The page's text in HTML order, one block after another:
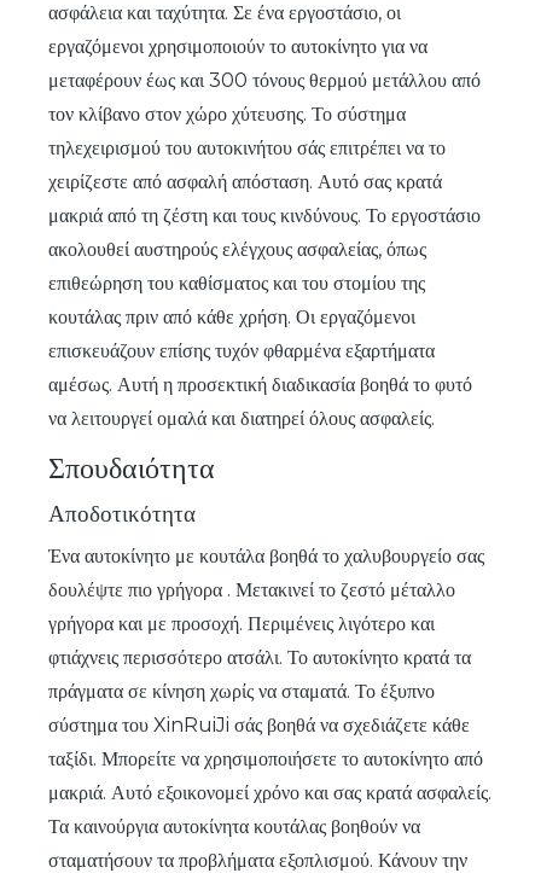
ασφάλεια και ταχύτητα. Σε ένα εργοστάσιο, οι
εργαζόμενοι χρησιμοποιούν το αυτοκίνητο για να
μεταφέρουν έως και 300 τόνους θερμού μετάλλου από
τον κλίβανο στον χώρο χύτευσης. Το σύστημα
τηλεχειρισμού του αυτοκινήτου σάς επιτρέπει να το
χειρίζεστε από ασφαλή απόσταση. Αυτό σας κρατά
μακριά από τη ζέστη και τους κινδύνους. Το εργοστάσιο
ακολουθεί αυστηρούς ελέγχους ασφαλείας, όπως
επιθεώρηση του καθίσματος και του στομίου της
κουτάλας πριν από κάθε χρήση. Οι εργαζόμενοι
επισκευάζουν επίσης τυχόν φθαρμένα εξαρτήματα
αμέσως. Αυτή η προσεκτική διαδικασία βοηθά το φυτό
να λειτουργεί ομαλά και διατηρεί όλους ασφαλείς.
Σπουδαιότητα
Αποδοτικότητα
Ένα αυτοκίνητο με κουτάλα βοηθά το χαλυβουργείο σας
δουλέψτε πιο γρήγορα . Μετακινεί το ζεστό μέταλλο
γρήγορα και με προσοχή. Περιμένεις λιγότερο και
φτιάχνεις περισσότερο ατσάλι. Το αυτοκίνητο κρατά τα
πράγματα σε κίνηση χωρίς να σταματά. Το έξυπνο
σύστημα του XinRuiJi σάς βοηθά να σχεδιάζετε κάθε
ταξίδι. Μπορείτε να χρησιμοποιήσετε το αυτοκίνητο από
μακριά. Αυτό εξοικονομεί χρόνο και σας κρατά ασφαλείς.
Τα καινούργια αυτοκίνητα κουτάλας βοηθούν να
σταματήσουν τα προβλήματα εξοπλισμού. Κάνουν την